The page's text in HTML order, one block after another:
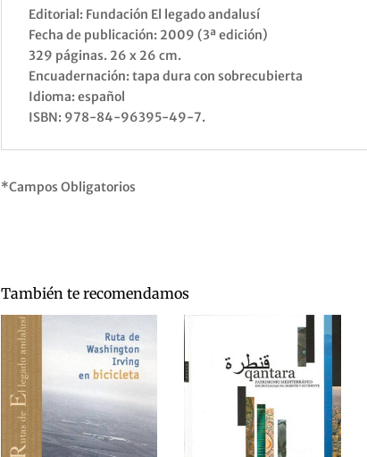
Editorial: Fundación El legado andalusí
Fecha de publicación: 2009 (3ª edición)
329 páginas. 26 x 26 cm.
Encuadernación: tapa dura con sobrecubierta
Idioma: español
ISBN: 978-84-96395-49-7.
*Campos Obligatorios
También te recomendamos